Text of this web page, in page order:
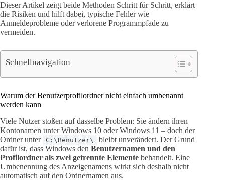
Dieser Artikel zeigt beide Methoden Schritt für Schritt, erklärt
die Risiken und hilft dabei, typische Fehler wie
Anmeldeprobleme oder verlorene Programmpfade zu
vermeiden.
Schnellnavigation
Warum der Benutzerprofilordner nicht einfach umbenannt
werden kann
Viele Nutzer stoßen auf dasselbe Problem: Sie ändern ihren
Kontonamen unter Windows 10 oder Windows 11 – doch der
Ordner unter
C:\Benutzer\
bleibt unverändert. Der Grund
dafür ist, dass Windows den Benutzernamen und den
Profilordner als zwei getrennte Elemente behandelt. Eine
Umbenennung des Anzeigenamens wirkt sich deshalb nicht
automatisch auf den Ordnernamen aus.